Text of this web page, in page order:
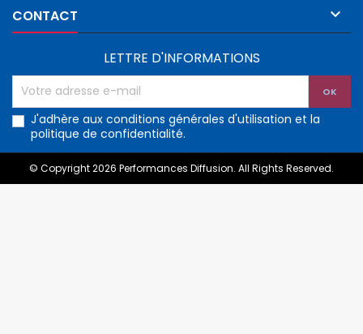
CONTACT 
LETTRE D'INFORMATIONS
J'adhère aux conditions générales d'utilisation et la
politique de confidentialité.
© Copyright 2026 Performances Diffusion. All Rights Reserved.